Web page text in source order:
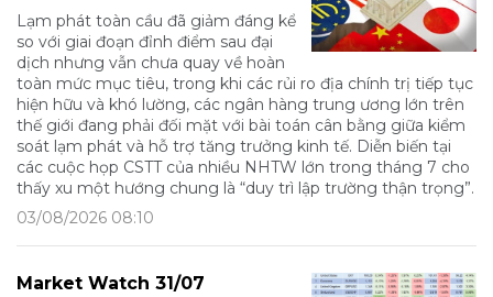
Lạm phát toàn cầu đã giảm đáng kể
so với giai đoạn đỉnh điểm sau đại
dịch nhưng vẫn chưa quay về hoàn
toàn mức mục tiêu, trong khi các rủi ro địa chính trị tiếp tục
hiện hữu và khó lường, các ngân hàng trung ương lớn trên
thế giới đang phải đối mặt với bài toán cân bằng giữa kiểm
soát lạm phát và hỗ trợ tăng trưởng kinh tế. Diễn biến tại
các cuộc họp CSTT của nhiều NHTW lớn trong tháng 7 cho
thấy xu một hướng chung là “duy trì lập trường thận trọng”.
03/08/2026 08:10
Market Watch 31/07